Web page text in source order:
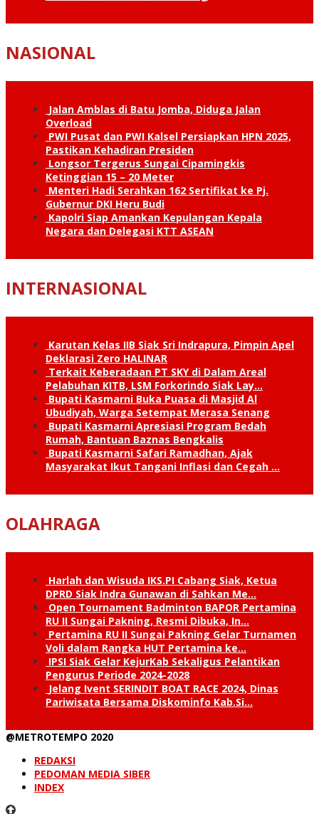
NASIONAL
Jalan Amblas di Batu Jomba, Diduga Jalan
Overload
PWI Pusat dan PWI Kalsel Persiapkan HPN 2025,
Pastikan Kehadiran Presiden
Longsor Tergerus Sungai Cipamingkis
Ketinggian 15 – 20 Meter
Menteri Hadi Serahkan 162 Sertifikat ke Pj.
Gubernur DKI Heru Budi
Kapolri Siap Amankan Kepulangan Kepala
Negara dan Delegasi KTT ASEAN
INTERNASIONAL
Karutan Kelas IIB Siak Sri Indrapura, Pimpin Apel
Deklarasi Zero HALINAR
Terkait Keberadaan PT SKY di Dalam Areal
Pelabuhan KITB, LSM Forkorindo Siak Lay…
Bupati Kasmarni Buka Puasa di Masjid Al
Ubudiyah, Warga Setempat Merasa Senang
Bupati Kasmarni Apresiasi Program Bedah
Rumah, Bantuan Baznas Bengkalis
Bupati Kasmarni Safari Ramadhan, Ajak
Masyarakat Ikut Tangani Inflasi dan Cegah …
OLAHRAGA
Harlah dan Wisuda IKS.PI Cabang Siak, Ketua
DPRD Siak Indra Gunawan di Sahkan Me…
Open Tournament Badminton BAPOR Pertamina
RU II Sungai Pakning, Resmi Dibuka, In…
Pertamina RU II Sungai Pakning Gelar Turnamen
Voli dalam Rangka HUT Pertamina ke…
IPSI Siak Gelar KejurKab Sekaligus Pelantikan
Pengurus Periode 2024-2028
Jelang Ivent SERINDIT BOAT RACE 2024, Dinas
Pariwisata Bersama Diskominfo Kab.Si…
@METROTEMPO 2020
REDAKSI
PEDOMAN MEDIA SIBER
INDEX